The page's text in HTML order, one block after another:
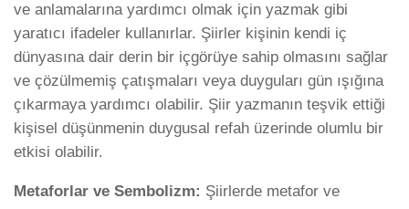
ve anlamalarına yardımcı olmak için yazmak gibi
yaratıcı ifadeler kullanırlar. Şiirler kişinin kendi iç
dünyasına dair derin bir içgörüye sahip olmasını sağlar
ve çözülmemiş çatışmaları veya duyguları gün ışığına
çıkarmaya yardımcı olabilir. Şiir yazmanın teşvik ettiği
kişisel düşünmenin duygusal refah üzerinde olumlu bir
etkisi olabilir.
Metaforlar ve Sembolizm: Şiirlerde metafor ve